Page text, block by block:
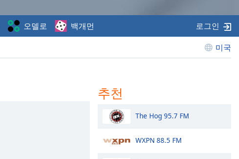
미국
오델로 백개먼 로그인
추천
The Hog 95.7 FM
WXPN 88.5 FM